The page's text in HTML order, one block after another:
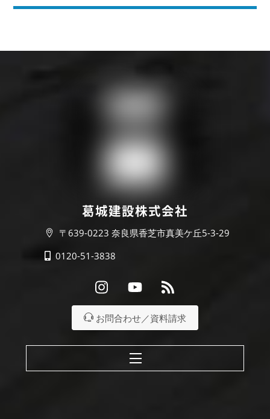
葛城建設株式会社
〒639-0223 奈良県香芝市真美ケ丘5-3-29
0120-51-3838
InstagramYoutube RSS
お問合わせ／資料請求
Menu